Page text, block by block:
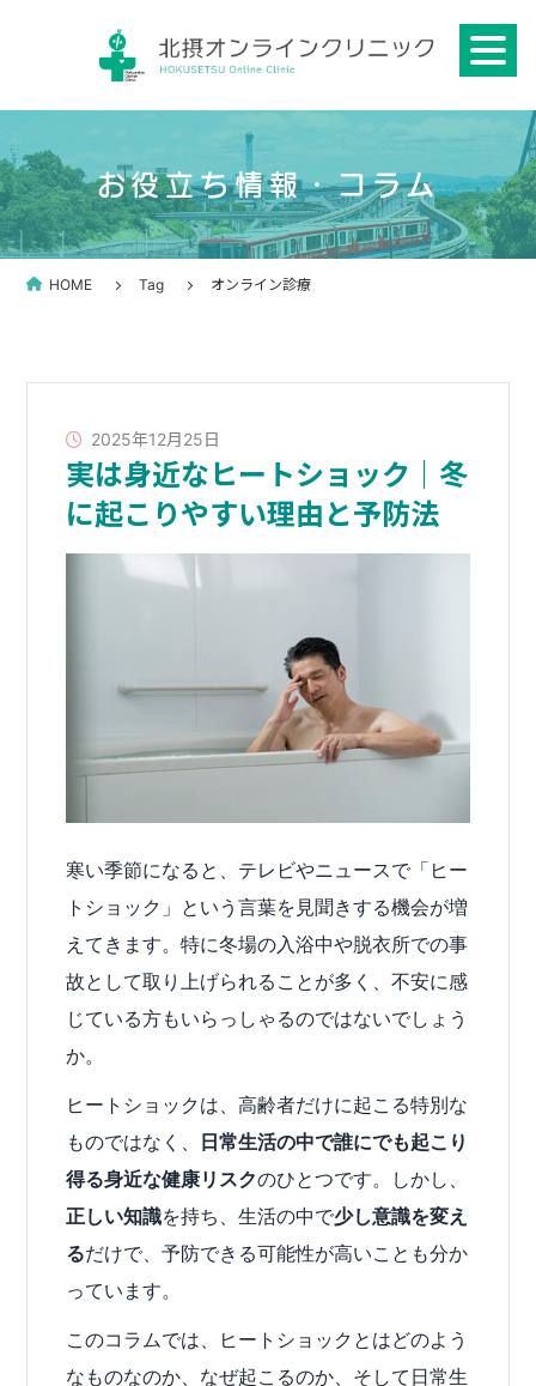
お役立ち情報・コラム
HOME Tag オンライン診療
2025年12月25日
実は身近なヒートショック｜冬
に起こりやすい理由と予防法
寒い季節になると、テレビやニュースで「ヒー
トショック」という言葉を見聞きする機会が増
えてきます。特に冬場の入浴中や脱衣所での事
故として取り上げられることが多く、不安に感
じている方もいらっしゃるのではないでしょう
か。
ヒートショックは、高齢者だけに起こる特別な
ものではなく、
日常生活の中で誰にでも起こり
得る身近な健康リスクのひとつです。しかし、
正しい知識を持ち、生活の中で少し意識を変え
るだけで、予防できる可能性が高いことも分か
っています。
このコラムでは、ヒートショックとはどのよう
なものなのか、なぜ起こるのか、そして日常生